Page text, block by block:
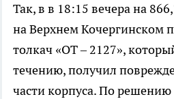
Так, в в 18:15 вечера на
на Верхнем Кочергинском
толкач «ОТ – 2127»,
течению, получил
части корпуса. По решению